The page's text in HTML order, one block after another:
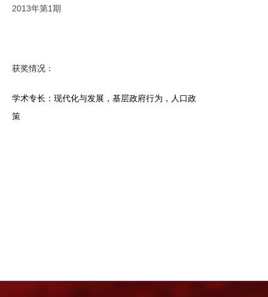
2013年第1期
获奖情况：
学术专长：现代化与发展，基层政府行为，人口政
策